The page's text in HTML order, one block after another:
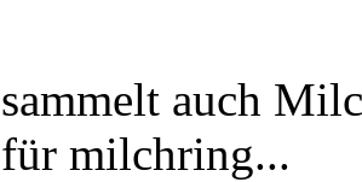
sammelt auch
für milchring...